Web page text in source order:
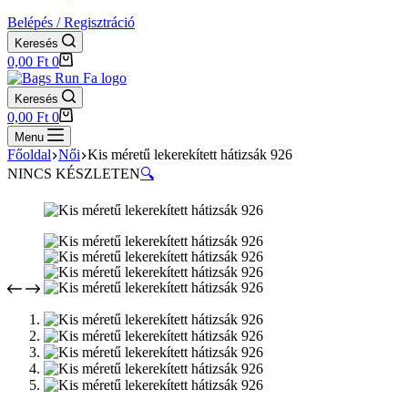
Belépés / Regisztráció
Keresés
Shopping
cart
0,00 Ft 0
Keresés
Shopping
cart
0,00 Ft 0
Menu
Főoldal Női Kis méretű lekerekített hátizsák 926
NINCS KÉSZLETEN🔍